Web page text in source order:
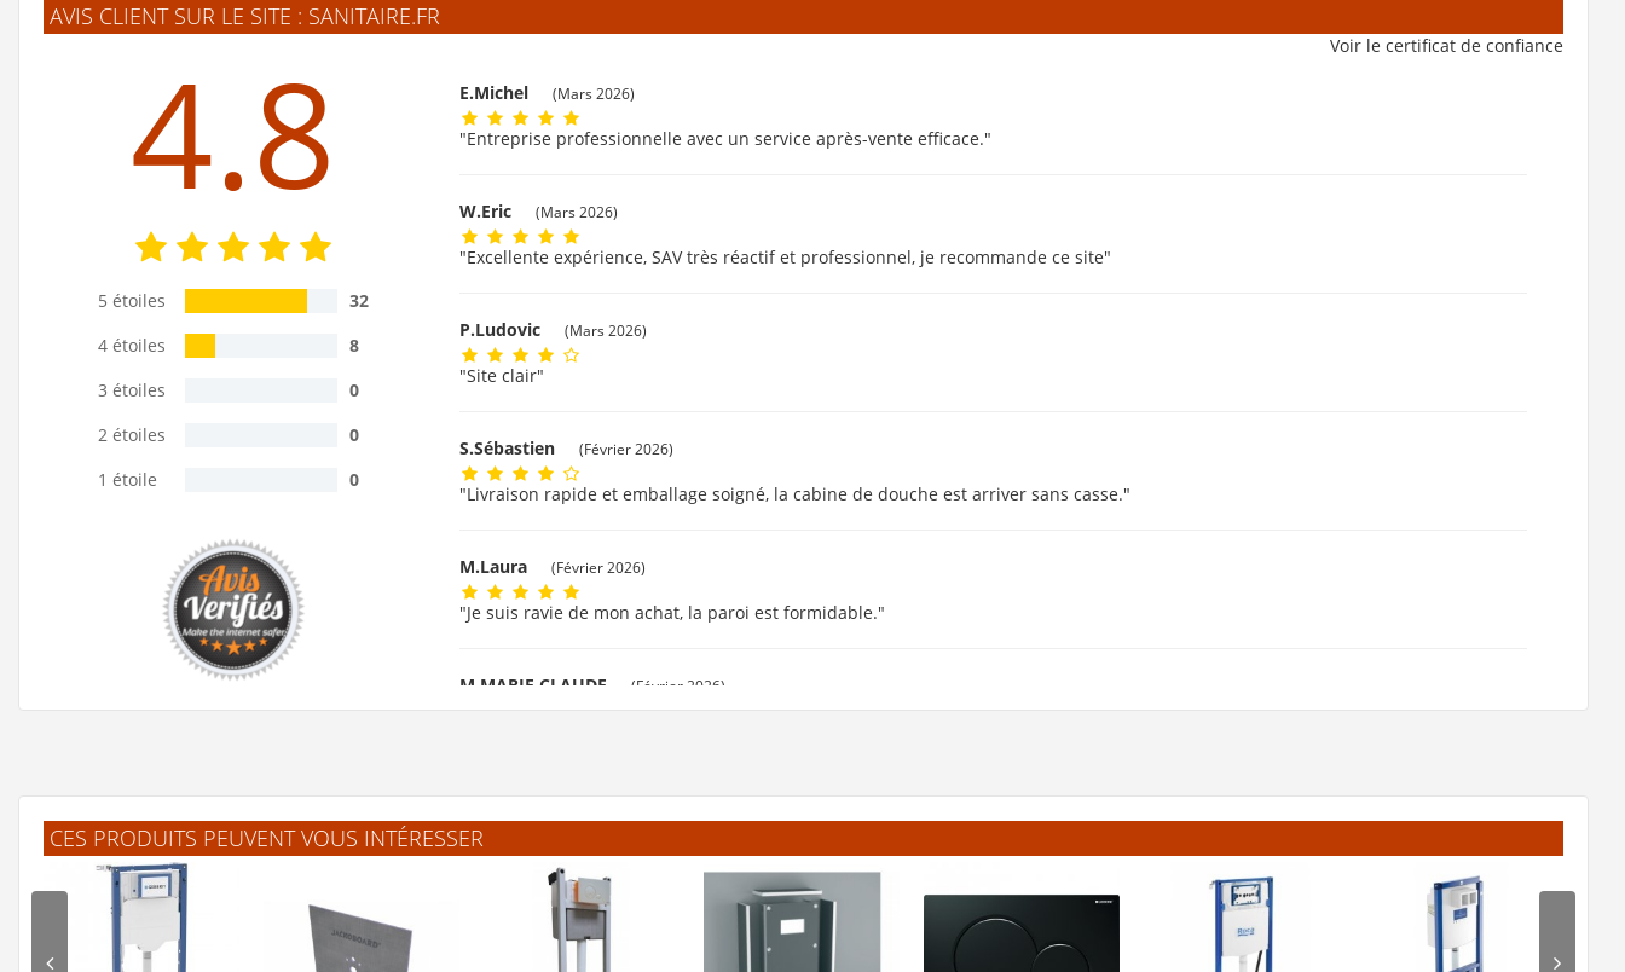
AVIS CLIENT SUR LE SITE : SANITAIRE.FR
Voir le certificat de confiance
4.8
5 étoiles
32
4 étoiles
8
3 étoiles
0
2 étoiles
0
1 étoile
0
E.Michel (Mars 2026)
"Entreprise professionnelle avec un service après-vente efficace."
W.Eric (Mars 2026)
"Excellente expérience, SAV très réactif et professionnel, je recommande ce site"
P.Ludovic (Mars 2026)
"Site clair"
S.Sébastien (Février 2026)
"Livraison rapide et emballage soigné, la cabine de douche est arriver sans casse."
M.Laura (Février 2026)
"Je suis ravie de mon achat, la paroi est formidable."
M.MARIE CLAUDE (Février 2026)
F.Laurent
"J'ai trouvé facilement mes produits. Livraison rapide et bien emballé. Merci"
(Février 2026)
CES PRODUITS PEUVENT VOUS INTÉRESSER